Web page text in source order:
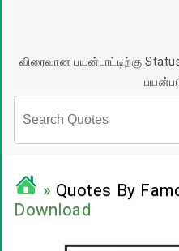
விரைவான பயன்பாட்டிற்கு
பிரபலங்களின்
» Quotes By
Download